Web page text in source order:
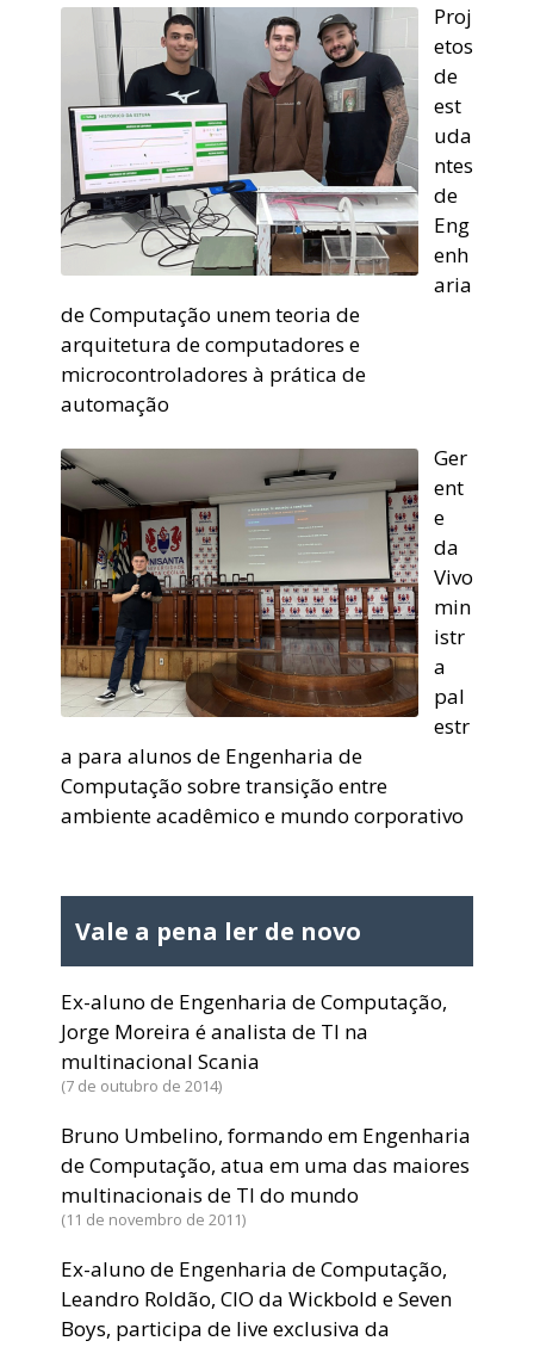
Proj
etos
de
est
uda
ntes
de
Eng
enh
aria
de Computação unem teoria de
arquitetura de computadores e
microcontroladores à prática de
automação
Ger
ent
e
da
Vivo
min
istr
a
pal
estr
a para alunos de Engenharia de
Computação sobre transição entre
ambiente acadêmico e mundo corporativo
Vale a pena ler de novo
Ex-aluno de Engenharia de Computação,
Jorge Moreira é analista de TI na
multinacional Scania
7 de outubro de 2014
Bruno Umbelino, formando em Engenharia
de Computação, atua em uma das maiores
multinacionais de TI do mundo
11 de novembro de 2011
Ex-aluno de Engenharia de Computação,
Leandro Roldão, CIO da Wickbold e Seven
Boys, participa de live exclusiva da